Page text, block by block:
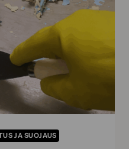
JA SUOJAUS